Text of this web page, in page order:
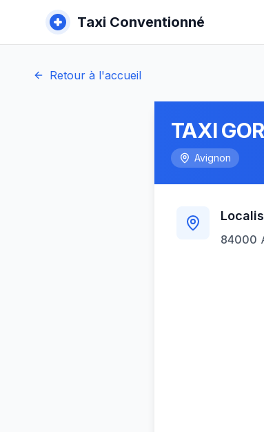
Taxi Conventionné
Retour à l'accueil
TAXI
Avignon
84000